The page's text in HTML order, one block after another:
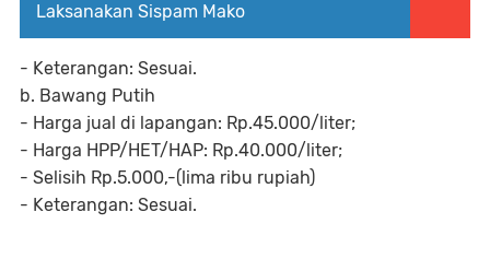
Laksanakan Sispam Mako
‎- Keterangan: Sesuai.
‎b. Bawang Putih
‎- Harga jual di lapangan: Rp.45.000/liter;
‎- Harga HPP/HET/HAP: Rp.40.000/liter;
‎- Selisih Rp.5.000,-(lima ribu rupiah)
‎- Keterangan: Sesuai.